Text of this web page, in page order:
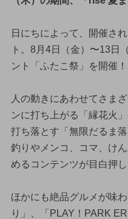
日にちによって、開催さ
ト。8月4日（金）〜13日
ント「ふたこ祭」を開催
人の動きにあわせてさま
ンに打ち上がる「縁花火
打ち落とす「無限だるま
釣りやメンコ、コマ、け
めるコンテンツが目白押
ほかにも絶品グルメが味
り」、「PLAY！PARK